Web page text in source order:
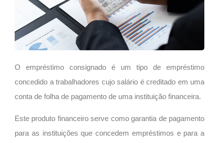
O empréstimo consignado é um tipo de empréstimo
concedido a trabalhadores cujo salário é creditado em uma
conta de folha de pagamento de uma instituição financeira.
Este produto financeiro serve como garantia de pagamento
para as instituições que concedem empréstimos e para a